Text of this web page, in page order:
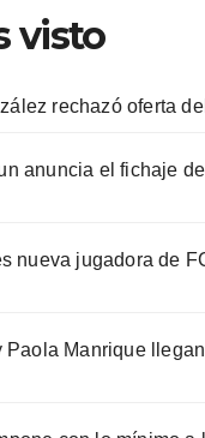
visto
rechazó oferta
anuncia el fichaje
nueva jugadora de
Paola Manrique